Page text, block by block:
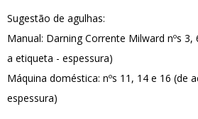
Sugestão de agulhas:
Manual: Darning Corrente Milward nºs
a etiqueta - espessura)
Máquina doméstica: nºs 11, 14 e 16 (de
espessura)